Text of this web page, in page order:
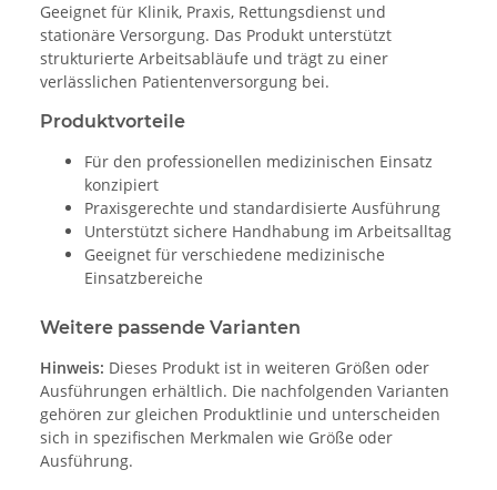
Geeignet für Klinik, Praxis, Rettungsdienst und
stationäre Versorgung. Das Produkt unterstützt
strukturierte Arbeitsabläufe und trägt zu einer
verlässlichen Patientenversorgung bei.
Produktvorteile
Für den professionellen medizinischen Einsatz
konzipiert
Praxisgerechte und standardisierte Ausführung
Unterstützt sichere Handhabung im Arbeitsalltag
Geeignet für verschiedene medizinische
Einsatzbereiche
Weitere passende Varianten
Hinweis: Dieses Produkt ist in weiteren Größen oder
Ausführungen erhältlich. Die nachfolgenden Varianten
gehören zur gleichen Produktlinie und unterscheiden
sich in spezifischen Merkmalen wie Größe oder
Ausführung.